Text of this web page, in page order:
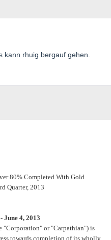
kann rhuig bergauf gehen.
80% Completed With Gold
Quarter, 2013
4, 2013
"Corporation" or "Carpathian") is
towards completion of its wholly